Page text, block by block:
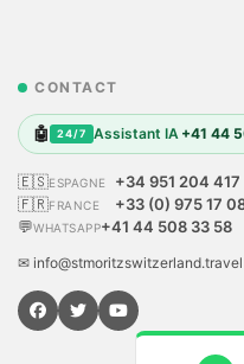
CONTACT
🤖 24/7 Assistant IA +41 44
🇪🇸ESPAGNE
+34 951 204 417
🇫🇷FRANCE
+33 (0) 975 17
💬WHATSAPP+41 44 508 33 58
✉ info@stmoritzswitzerland.travel